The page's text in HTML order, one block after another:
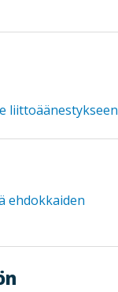
liittoäänestykseen
ehdokkaiden